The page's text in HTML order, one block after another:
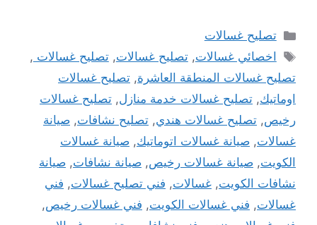
التصنيفات
تصليح غسالات
الوسوم
اخصائي غسالات,تصليح غسالات,تصليح غسالات ,
تصليح غسالات المنطقة العاشرة, تصليح غسالات
اوماتيك, تصليح غسالات خدمة منازل, تصليح غسالات
رخيص, تصليح غسالات هندي, تصليح نشافات, صيانة
غسالات, صيانة غسالات اتوماتيك, صيانة غسالات
الكويت, صيانة غسالات رخيص, صيانة نشافات, صيانة
نشافات الكويت, غسالات, فني تصليح غسالات, فني
غسالات, فني غسالات الكويت, فني غسالات رخيص,